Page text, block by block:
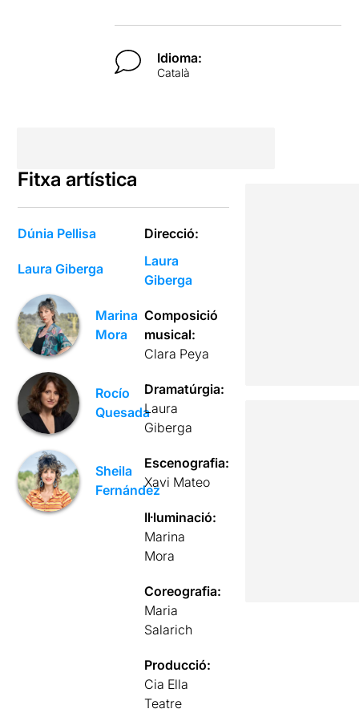
Idioma:
Català
Fitxa artística
Dúnia Pellisa
Laura Giberga
Marina
Mora
Rocío
Quesada
Sheila
Fernández
Direcció:
Laura
Giberga
Composició
musical:
Clara Peya
Dramatúrgia:
Laura
Giberga
Escenografia:
Xavi Mateo
Il·luminació:
Marina
Mora
Coreografia:
Maria
Salarich
Producció:
Cia Ella
Teatre